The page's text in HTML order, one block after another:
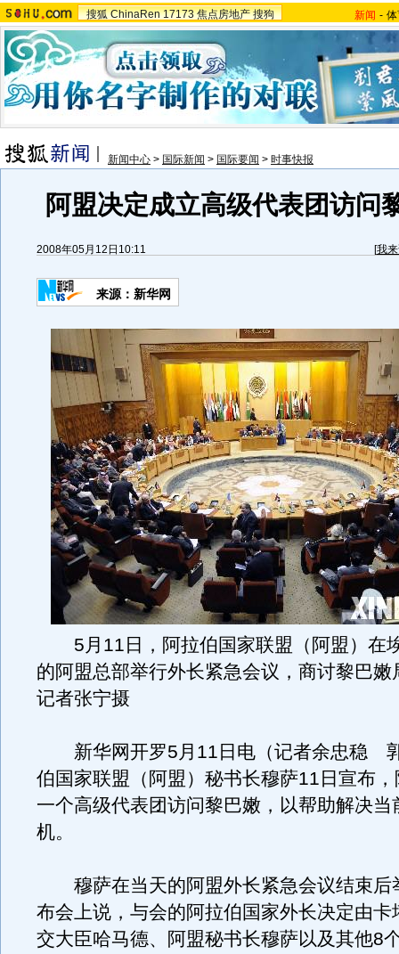
搜狐 ChinaRen 17173 焦点房地产 搜狗 新闻 -
新闻中心 > 国际新闻 > 国际要闻 > 时事快报
阿盟决定成立高级代表团访问
2008年05月12日10:11 [我
来源：新华网
5月11日，阿拉伯国家联盟（阿盟）在
的阿盟总部举行外长紧急会议，商讨黎巴嫩
记者张宁摄
新华网开罗5月11日电（记者余忠稳
伯国家联盟（阿盟）秘书长穆萨11日宣布
一个高级代表团访问黎巴嫩，以帮助解决当
机。
穆萨在当天的阿盟外长紧急会议结束后
布会上说，与会的阿拉伯国家外长决定由卡
交大臣哈马德、阿盟秘书长穆萨以及其他8